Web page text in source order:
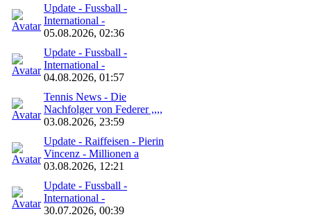
Update - Fussball -
International -
05.08.2026, 02:36
Update - Fussball -
International -
04.08.2026, 01:57
Tennis News - Die
Nachfolger von Federer ,,,,
03.08.2026, 23:59
Update - Raiffeisen - Pierin
Vincenz - Millionen a
03.08.2026, 12:21
Update - Fussball -
International -
30.07.2026, 00:39